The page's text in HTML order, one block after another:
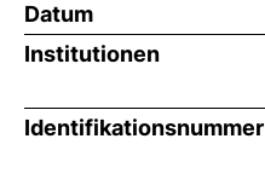
Datum
Institutionen
Identifikationsnummer